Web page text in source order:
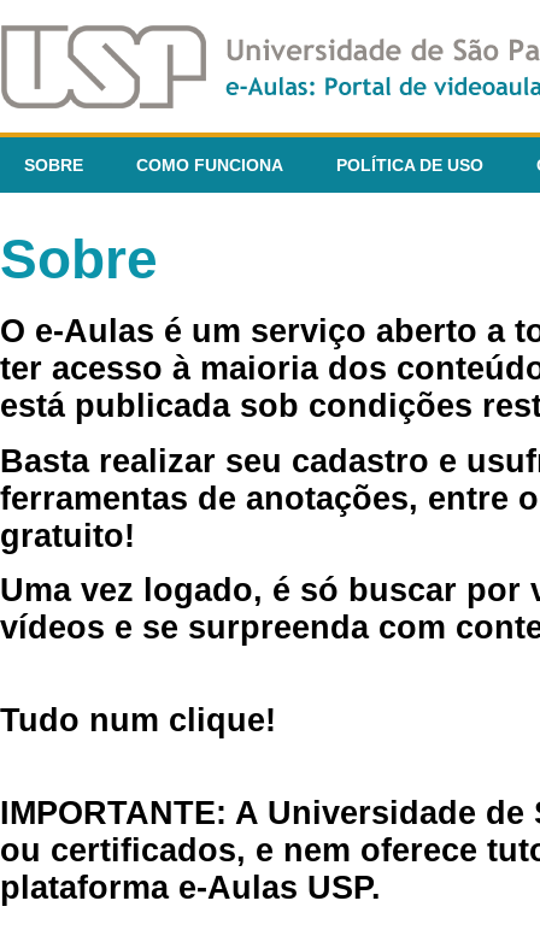
SOBRE COMO FUNCIONA POLÍTICA DE USO
Sobre
O e-Aulas é um serviço aberto a
ter acesso à maioria dos
está publicada sob condições
Basta realizar seu cadastro e
ferramentas de anotações, entre
gratuito!
Uma vez logado, é só buscar por
vídeos e se surpreenda com
Tudo num clique!
IMPORTANTE: A Universidade
ou certificados, e nem oferece
plataforma e-Aulas USP.